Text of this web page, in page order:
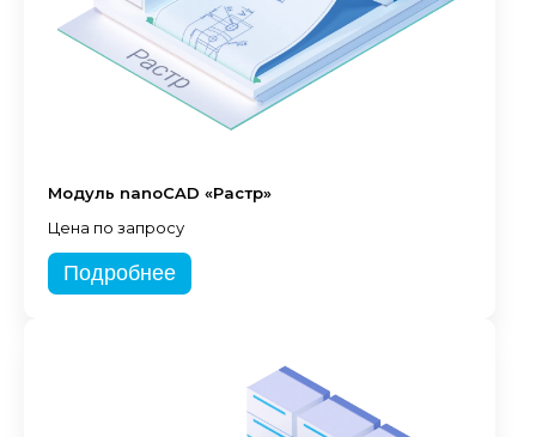
Модуль nanoCAD «Растр»
Цена по запросу
Подробнее